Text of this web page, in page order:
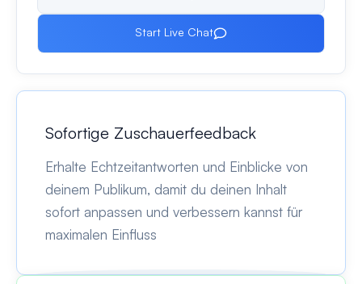
Start Live Chat
Sofortige Zuschauerfeedback
Erhalte Echtzeitantworten und Einblicke von
deinem Publikum, damit du deinen Inhalt
sofort anpassen und verbessern kannst für
maximalen Einfluss